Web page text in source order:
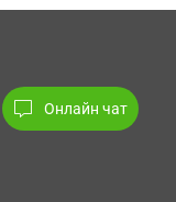
Онлайн чат